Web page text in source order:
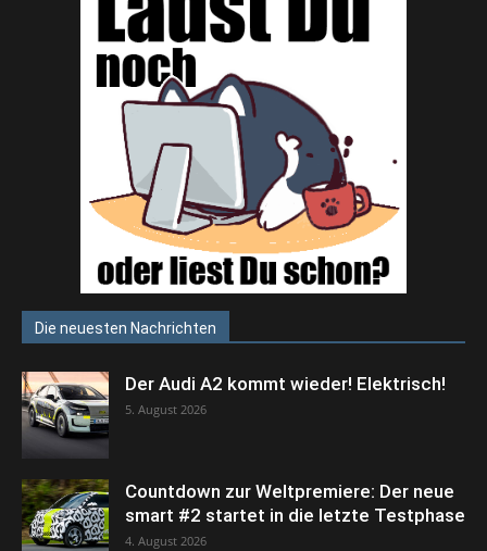
Die neuesten Nachrichten
Der Audi A2 kommt wieder! Elektrisch!
5. August 2026
Countdown zur Weltpremiere: Der neue
smart #2 startet in die letzte Testphase
4. August 2026